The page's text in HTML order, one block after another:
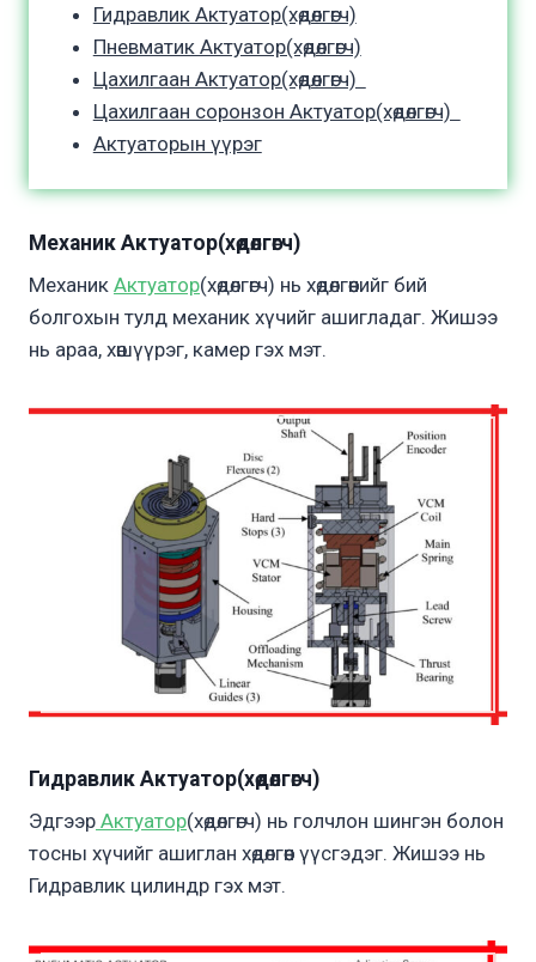
Гидравлик Актуатор(хөдөлгөгч)
Пневматик Актуатор(хөдөлгөгч)
Цахилгаан Актуатор(хөдөлгөгч)
Цахилгаан соронзон Актуатор(хөдөлгөгч)
Актуаторын үүрэг
Механик Актуатор(хөдөлгөгч)
Механик Актуатор(хөдөлгөгч) нь хөдөлгөөнийг бий
болгохын тулд механик хүчийг ашигладаг. Жишээ
нь араа, хөшүүрэг, камер гэх мэт.
Гидравлик Актуатор(хөдөлгөгч)
Эдгээр Актуатор(хөдөлгөгч) нь голчлон шингэн болон
тосны хүчийг ашиглан хөдөлгөөн үүсгэдэг. Жишээ нь
Гидравлик цилиндр гэх мэт.